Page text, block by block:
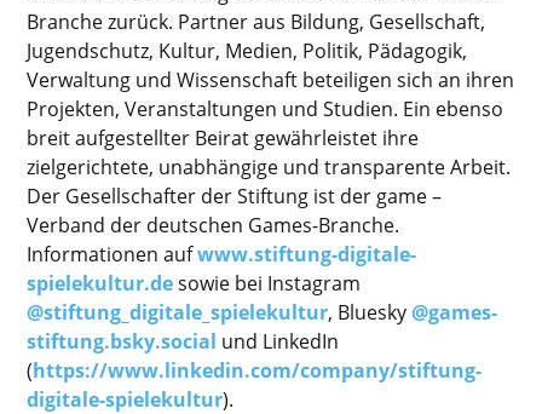
Branche zurück. Partner aus Bildung, Gesellschaft,
Jugendschutz, Kultur, Medien, Politik, Pädagogik,
Verwaltung und Wissenschaft beteiligen sich an ihren
Projekten, Veranstaltungen und Studien. Ein ebenso
breit aufgestellter Beirat gewährleistet ihre
zielgerichtete, unabhängige und transparente Arbeit.
Der Gesellschafter der Stiftung ist der game –
Verband der deutschen Games-Branche.
Informationen aufwww.stiftung-digitale-
spielekultur.desowie bei Instagram
@stiftung_digitale_spielekultur, Bluesky@games-
stiftung.bsky.social und LinkedIn
(https://www.linkedin.com/company/stiftung-
digitale-spielekultur).